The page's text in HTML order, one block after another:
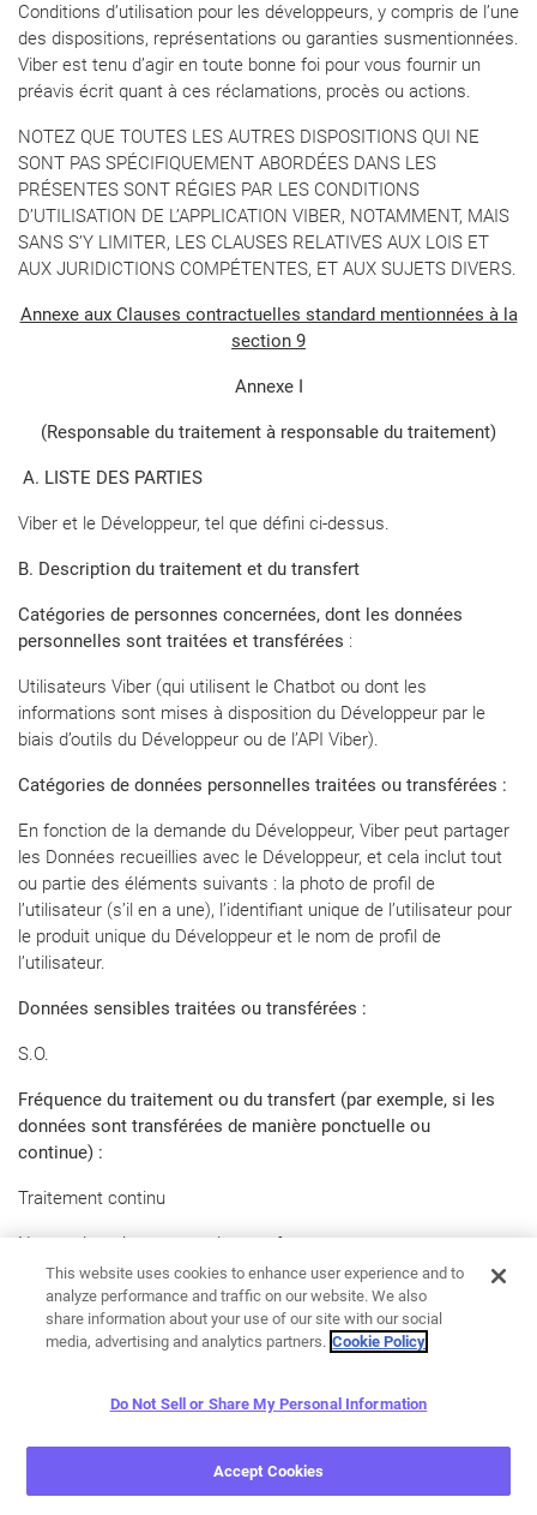
Conditions d’utilisation pour les développeurs, y compris de l’une
des dispositions, représentations ou garanties susmentionnées.
Viber est tenu d’agir en toute bonne foi pour vous fournir un
préavis écrit quant à ces réclamations, procès ou actions.
NOTEZ QUE TOUTES LES AUTRES DISPOSITIONS QUI NE
SONT PAS SPÉCIFIQUEMENT ABORDÉES DANS LES
PRÉSENTES SONT RÉGIES PAR LES CONDITIONS
D’UTILISATION DE L’APPLICATION VIBER, NOTAMMENT, MAIS
SANS S’Y LIMITER, LES CLAUSES RELATIVES AUX LOIS ET
AUX JURIDICTIONS COMPÉTENTES, ET AUX SUJETS DIVERS.
Annexe aux Clauses contractuelles standard mentionnées à la
section 9
Annexe I
(Responsable du traitement à responsable du traitement)
A. LISTE DES PARTIES
Viber et le Développeur, tel que défini ci-dessus.
B. Description du traitement et du transfert
Catégories de personnes concernées, dont les données
personnelles sont traitées et transférées :
Utilisateurs Viber (qui utilisent le Chatbot ou dont les
informations sont mises à disposition du Développeur par le
biais d’outils du Développeur ou de l’API Viber).
Catégories de données personnelles traitées ou transférées :
En fonction de la demande du Développeur, Viber peut partager
les Données recueillies avec le Développeur, et cela inclut tout
ou partie des éléments suivants : la photo de profil de
l’utilisateur (s’il en a une), l’identifiant unique de l’utilisateur pour
le produit unique du Développeur et le nom de profil de
l’utilisateur.
Données sensibles traitées ou transférées :
S.O.
Fréquence du traitement ou du transfert (par exemple, si les
données sont transférées de manière ponctuelle ou
continue) :
Traitement continu
Nature du traitement ou du transfert :
Le Développeur reçoit les données personnelles via l’API Viber
et les traite aux fins ci-dessous.
Période pendant laquelle les Données personnelles seront
This website uses cookies to enhance user experience and to
analyze performance and traffic on our website. We also
share information about your use of our site with our social
media, advertising and analytics partners. Cookie Policy
Do Not Sell or Share My Personal Information
Accept Cookies